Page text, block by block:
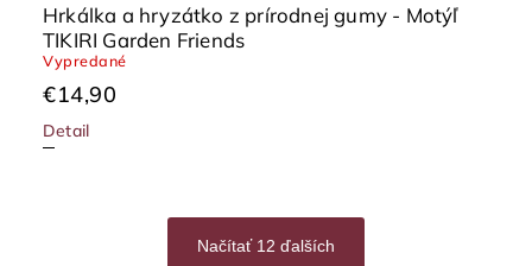
Hrkálka a hryzátko z prírodnej gumy - Motýľ
TIKIRI Garden Friends
Vypredané
€14,90
Detail
Načítať 12 ďalších